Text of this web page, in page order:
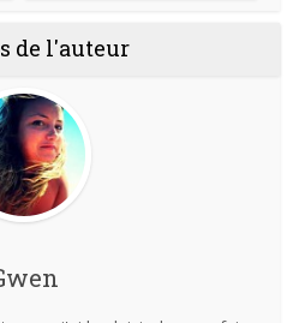
de l'auteur